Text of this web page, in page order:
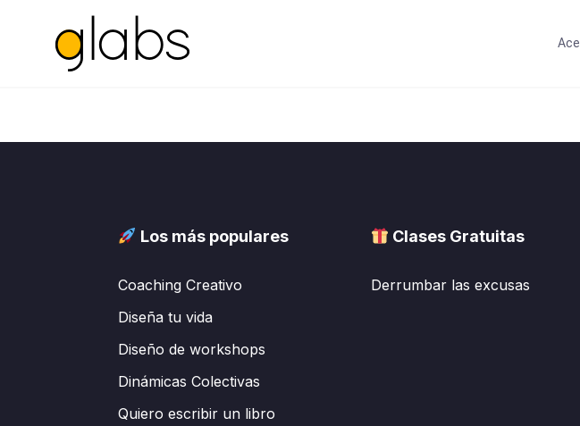
siguiente
Los más populares
Coaching Creativo
Diseña tu vida
Diseño de workshops
Dinámicas Colectivas
Quiero escribir un libro
Clases Gratuitas
Derrumbar las excusas